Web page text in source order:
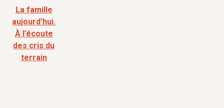
La famille
aujourd’hui.
À l’écoute
des cris du
terrain